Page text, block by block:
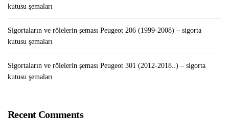
kutusu şemaları
Sigortaların ve rölelerin şeması Peugeot 206 (1999-2008) – sigorta
kutusu şemaları
Sigortaların ve rölelerin şeması Peugeot 301 (2012-2018..) – sigorta
kutusu şemaları
Recent Comments